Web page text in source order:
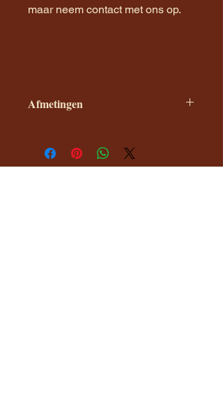
maar neem contact met ons op.
Afmetingen
de kap. Dit zijn onze standaard